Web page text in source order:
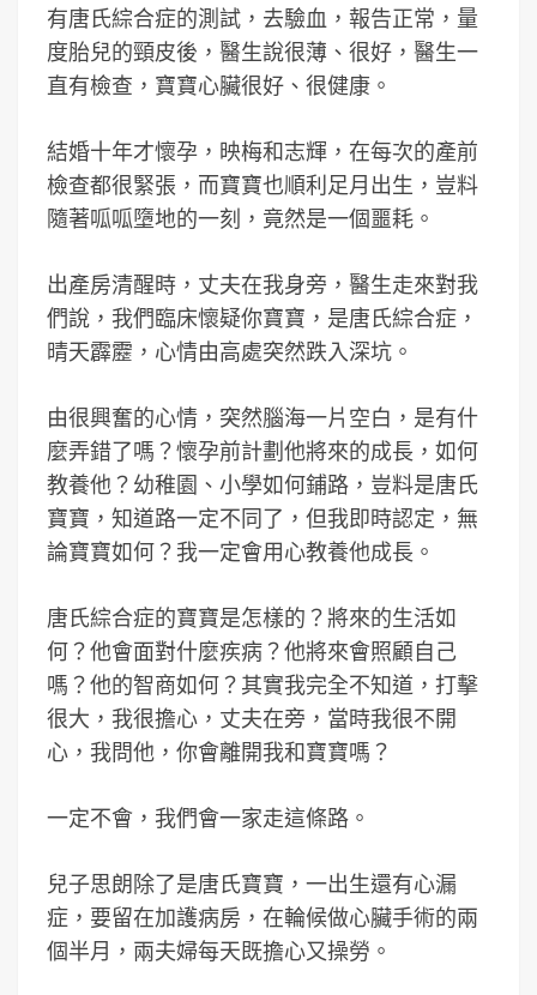
有唐氏綜合症的測試，去驗血，報告正常，量
度胎兒的頸皮後，醫生說很薄、很好，醫生一
直有檢查，寶寶心臟很好、很健康。
結婚十年才懷孕，映梅和志輝，在每次的產前
檢查都很緊張，而寶寶也順利足月出生，豈料
隨著呱呱墮地的一刻，竟然是一個噩耗。
出產房清醒時，丈夫在我身旁，醫生走來對我
們說，我們臨床懷疑你寶寶，是唐氏綜合症，
晴天霹靂，心情由高處突然跌入深坑。
由很興奮的心情，突然腦海一片空白，是有什
麼弄錯了嗎？懷孕前計劃他將來的成長，如何
教養他？幼稚園、小學如何鋪路，豈料是唐氏
寶寶，知道路一定不同了，但我即時認定，無
論寶寶如何？我一定會用心教養他成長。
唐氏綜合症的寶寶是怎樣的？將來的生活如
何？他會面對什麼疾病？他將來會照顧自己
嗎？他的智商如何？其實我完全不知道，打擊
很大，我很擔心，丈夫在旁，當時我很不開
心，我問他，你會離開我和寶寶嗎？
一定不會，我們會一家走這條路。
兒子思朗除了是唐氏寶寶，一出生還有心漏
症，要留在加護病房，在輪候做心臟手術的兩
個半月，兩夫婦每天既擔心又操勞。